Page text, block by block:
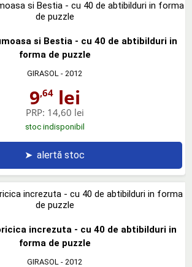
si Bestia - cu 40 de abtibilduri in
forma de puzzle
GIRASOL - 2012
9,64lei
PRP: 14,60 lei
stoc indisponibil
➤ alertă stoc
increzuta - cu 40 de abtibilduri in
forma de puzzle
GIRASOL - 2012